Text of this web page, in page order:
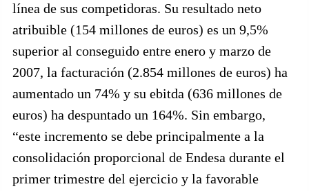
línea de sus competidoras. Su resultado neto
atribuible (154 millones de euros) es un 9,5%
superior al conseguido entre enero y marzo de
2007, la facturación (2.854 millones de euros) ha
aumentado un 74% y su ebitda (636 millones de
euros) ha despuntado un 164%. Sin embargo,
“este incremento se debe principalmente a la
consolidación proporcional de Endesa durante el
primer trimestre del ejercicio y la favorable